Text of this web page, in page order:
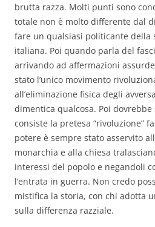
brutta razza. Molti punti sono
totale non è molto differente dal
fare un qualsiasi politicante della
italiana. Poi quando parla del
arrivando ad affermazioni
stato l’unico movimento
all’eliminazione fisica degli
dimentica qualcosa. Poi
consiste la pretesa “rivoluzione”
potere è sempre stato asservito
monarchia e alla chiesa
interessi del popolo e negandoli
l’entrata in guerra. Non credo
mistifica la storia, con chi adotta
sulla differenza razziale.